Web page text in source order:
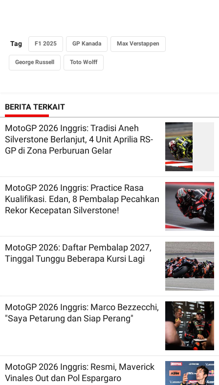
Tag F1 2025 GP Kanada Max Verstappen
George Russell Toto Wolff
BERITA TERKAIT
MotoGP 2026 Inggris: Tradisi Aneh
Silverstone Berlanjut, 4 Unit Aprilia RS-
GP di Zona Perburuan Gelar
MotoGP 2026 Inggris: Practice Rasa
Kualifikasi. Edan, 8 Pembalap Pecahkan
Rekor Kecepatan Silverstone!
MotoGP 2026: Daftar Pembalap 2027,
Tinggal Tunggu Beberapa Kursi Lagi
MotoGP 2026 Inggris: Marco Bezzecchi,
"Saya Petarung dan Siap Perang"
MotoGP 2026 Inggris: Resmi, Maverick
Vinales Out dan Pol Espargaro